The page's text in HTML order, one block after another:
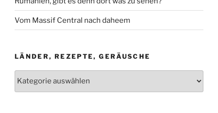
Vom Massif Central nach daheem
LÄNDER, REZEPTE, GERÄUSCHE
Rezepte,